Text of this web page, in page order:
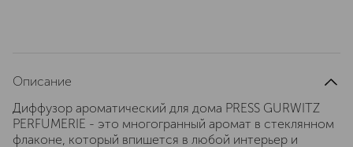
Описание
Диффузор ароматический для дома PRESS GURWITZ
PERFUMERIE - это многогранный аромат в стеклянном
флаконе, который впишется в любой интерьер и